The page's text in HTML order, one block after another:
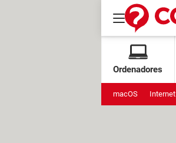
Ordenadores
macOS Internet